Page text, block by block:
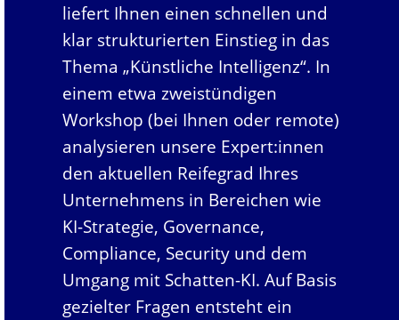
liefert Ihnen einen schnellen und
klar strukturierten Einstieg in das
Thema „Künstliche Intelligenz“. In
einem etwa zweistündigen
Workshop (bei Ihnen oder remote)
analysieren unsere Expert:innen
den aktuellen Reifegrad Ihres
Unternehmens in Bereichen wie
KI-Strategie, Governance,
Compliance, Security und dem
Umgang mit Schatten-KI. Auf Basis
gezielter Fragen entsteht ein